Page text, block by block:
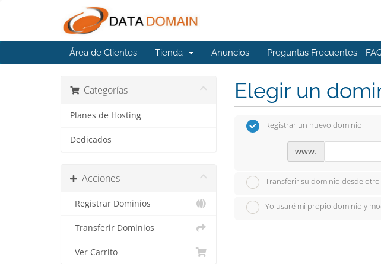
Área de Clientes Tienda Anuncios Preguntas Frecuentes -
Categorías
Planes de Hosting
Dedicados
Acciones
Registrar Dominios
Transferir Dominios
Ver Carrito
Elegir un
Registrar un nuevo dominio
www.
Transferir su dominio desde
Yo usaré mi propio dominio y